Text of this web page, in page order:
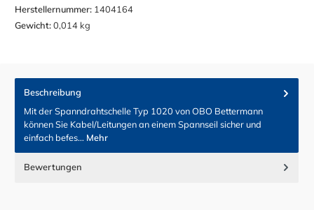
Herstellernummer: 1404164
Gewicht:0,014 kg
Beschreibung
Mit der Spanndrahtschelle Typ 1020 von OBO Bettermann
können Sie Kabel/Leitungen an einem Spannseil sicher und
einfach befes… Mehr
Bewertungen